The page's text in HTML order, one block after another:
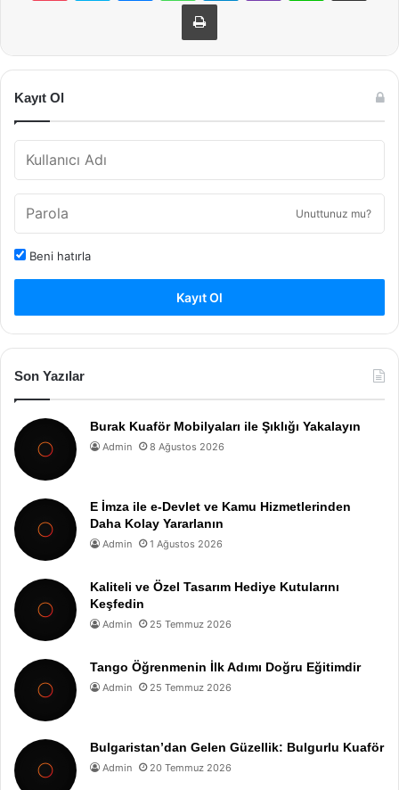
Yazdır
Kayıt Ol
Unuttunuz mu?
Beni hatırla
Kayıt Ol
Son Yazılar
Burak Kuaför Mobilyaları ile Şıklığı Yakalayın
Admin 8 Ağustos 2026
E İmza ile e-Devlet ve Kamu Hizmetlerinden
Daha Kolay Yararlanın
Admin 1 Ağustos 2026
Kaliteli ve Özel Tasarım Hediye Kutularını
Keşfedin
Admin 25 Temmuz 2026
Tango Öğrenmenin İlk Adımı Doğru Eğitimdir
Admin 25 Temmuz 2026
Bulgaristan’dan Gelen Güzellik: Bulgurlu Kuaför
Admin 20 Temmuz 2026